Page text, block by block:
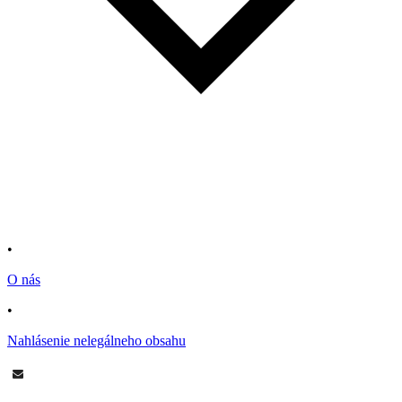
•
O nás
•
Nahlásenie nelegálneho obsahu